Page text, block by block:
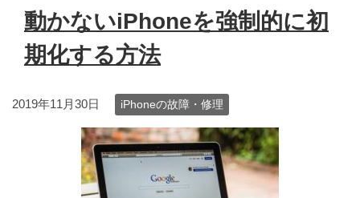
動かないiPhoneを強制的に初
期化する方法
2019年11月30日 iPhoneの故障・修理